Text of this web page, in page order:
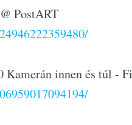
PostART
Kamerán innen és túl -